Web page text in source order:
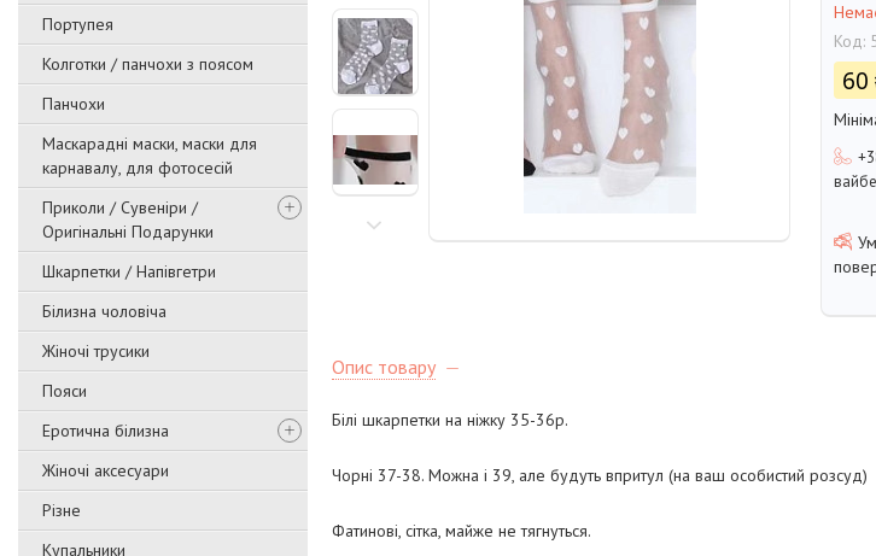
Портупея
Колготки / панчохи з поясом
Панчохи
Маскарадні маски, маски для
карнавалу, для фотосесій
Приколи / Сувеніри /
Оригінальні Подарунки
Шкарпетки / Напівгетри
Білизна чоловіча
Жіночі трусики
Пояси
Еротична білизна
Жіночі аксесуари
Різне
Купальники
Код:
60
Опис товару
Білі шкарпетки на ніжку 35-36р.
Чорні 37-38. Можна і 39, але будуть впритул (на ваш особистий розсуд)
Фатинові, сітка, майже не тягнуться.